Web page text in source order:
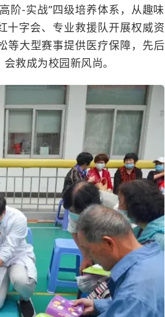
阶-实战”四级培养体系，从趣味
十字会、专业救援队开展权威资
等大型赛事提供医疗保障，先后
救成为校园新风尚。